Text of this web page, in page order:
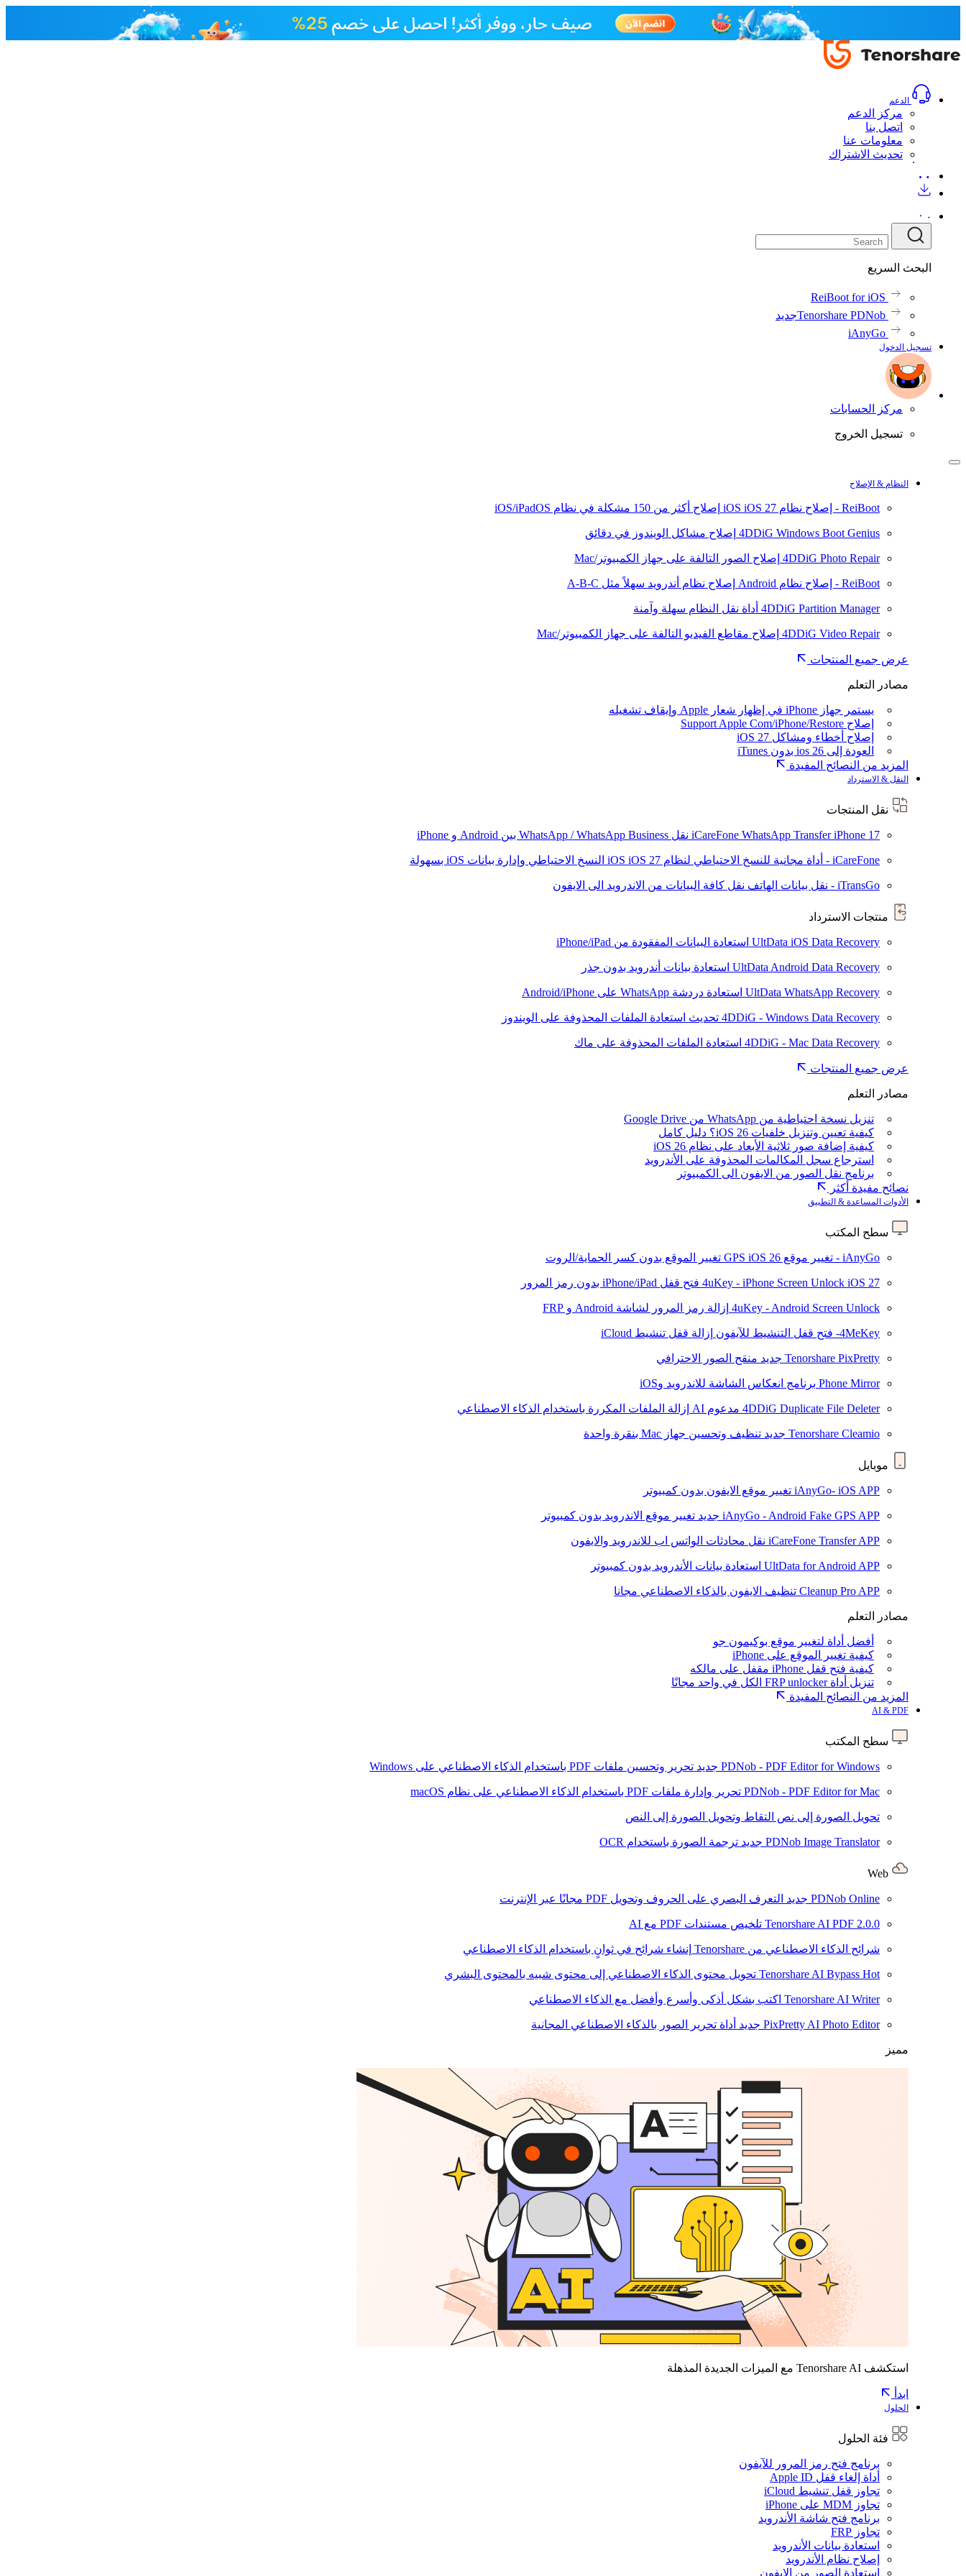
الدعم
مركز الدعم
اتصل بنا
معلومات عنا
تحديث الاشتراك
البحث السريع
ReiBoot for iOS
Tenorshare PDNobجديد
iAnyGo
تسجيل الدخول
مركز الحسابات
تسجيل الخروج
النظام & الإصلاح
ReiBoot - إصلاح نظام iOS iOS 27 إصلاح أكثر من 150 مشكلة في نظام iOS/iPadOS
4DDiG Windows Boot Genius إصلاح مشاكل الويندوز في دقائق
4DDiG Photo Repair إصلاح الصور التالفة على جهاز الكمبيوتر/Mac
ReiBoot - إصلاح نظام Android إصلاح نظام أندرويد سهلاً مثل A-B-C
4DDiG Partition Manager أداة نقل النظام سهلة وآمنة
4DDiG Video Repair إصلاح مقاطع الفيديو التالفة على جهاز الكمبيوتر/Mac
عرض جميع المنتجات
مصادر التعلم
يستمر جهاز iPhone في إظهار شعار Apple وإيقاف تشغيله
إصلاح Support Apple Com/iPhone/Restore
إصلاح أخطاء ومشاكل iOS 27
العودة إلى ios 26 بدون iTunes
المزيد من النصائح المفيدة
النقل & الاسترداد
نقل المنتجات
iCareFone WhatsApp TransferiPhone 17 نقل WhatsApp / WhatsApp Business بين Android و iPhone
iCareFone - أداة مجانية للنسخ الاحتياطي لنظام iOS iOS 27 النسخ الاحتياطي وإدارة بيانات iOS بسهولة
iTransGo - نقل بيانات الهاتف نقل كافة البيانات من الاندرويد الى الايفون
منتجات الاسترداد
UltData iOS Data Recovery استعادة البيانات المفقودة من iPhone/iPad
UltData Android Data Recovery استعادة بيانات أندرويد بدون جذر
UltData WhatsApp Recovery استعادة دردشة WhatsApp على Android/iPhone
4DDiG - Windows Data Recovery تحديث استعادة الملفات المحذوفة على الويندوز
4DDiG - Mac Data Recovery استعادة الملفات المحذوفة على ماك
عرض جميع المنتجات
مصادر التعلم
تنزيل نسخة احتياطية من WhatsApp من Google Drive
كيفية تعيين وتنزيل خلفيات iOS 26؟ دليل كامل
كيفية إضافة صور ثلاثية الأبعاد على نظام iOS 26
استرجاع سجل المكالمات المحذوفة على الأندرويد
برنامج نقل الصور من الايفون الى الكمبيوتر
نصائح مفيدة أكثر
الأدوات المساعدة & التطبيق
سطح المكتب
iAnyGo - تغيير موقع GPS iOS 26 تغيير الموقع بدون كسر الحماية/الروت
4uKey - iPhone Screen Unlock iOS 27 فتح قفل iPhone/iPad بدون رمز المرور
4uKey - Android Screen Unlock إزالة رمز المرور لشاشة Android و FRP
4MeKey- فتح قفل التنشيط للآيفون إزالة قفل تنشيط iCloud
Tenorshare PixPretty جديد منقح الصور الاحترافي
Phone Mirror برنامج انعكاس الشاشة للاندرويد وiOS
4DDiG Duplicate File Deleter مدعوم AI إزالة الملفات المكررة باستخدام الذكاء الاصطناعي
Tenorshare Cleamio جديد تنظيف وتحسين جهاز Mac بنقرة واحدة
موبايل
iAnyGo- iOS APP تغيير موقع الايفون بدون كمبيوتر
iAnyGo - Android Fake GPS APP جديد تغيير موقع الاندرويد بدون كمبيوتر
iCareFone Transfer APP نقل محادثات الواتس اب للاندرويد والايفون
UltData for Android APP استعادة بيانات الأندرويد بدون كمبيوتر
Cleanup Pro APP تنظيف الايفون بالذكاء الاصطناعي مجانا
مصادر التعلم
أفضل أداة لتغيير موقع بوكيمون جو
كيفية تغيير الموقع على iPhone
كيفية فتح قفل iPhone مقفل على مالكه
تنزيل أداة FRP unlocker الكل في واحد مجانًا
المزيد من النصائح المفيدة
AI & PDF
سطح المكتب
PDNob - PDF Editor for Windows جديد تحرير وتحسين ملفات PDF باستخدام الذكاء الاصطناعي على Windows
PDNob - PDF Editor for Mac تحرير وإدارة ملفات PDF باستخدام الذكاء الاصطناعي على نظام macOS
تحويل الصورة إلى نص التقاط وتحويل الصورة إلى النص
PDNob Image Translator جديد ترجمة الصورة باستخدام OCR
PDNob Online جديد التعرف البصري على الحروف وتحويل PDF مجانًا عبر الإنترنت
Tenorshare AI PDF 2.0.0 تلخيص مستندات PDF مع AI
شرائح الذكاء الاصطناعي من Tenorshare إنشاء شرائح في ثوانٍ باستخدام الذكاء الاصطناعي
Tenorshare AI Bypass Hot تحويل محتوى الذكاء الاصطناعي إلى محتوى شبيه بالمحتوى البشري
Tenorshare AI Writer اكتب بشكل أذكى وأسرع وأفضل مع الذكاء الاصطناعي
PixPretty AI Photo Editor جديد أداة تحرير الصور بالذكاء الاصطناعي المجانية
مميز
استكشف Tenorshare AI مع الميزات الجديدة المذهلة
ابدأ
الحلول
فئة الحلول
برنامج فتح رمز المرور للآيفون
أداة إلغاء قفل Apple ID
تجاوز قفل تنشيط iCloud
تجاوز MDM على iPhone
برنامج فتح شاشة الأندرويد
تجاوز FRP
استعادة بيانات الأندرويد
إصلاح نظام الأندرويد
استعادة الصور من الايفون